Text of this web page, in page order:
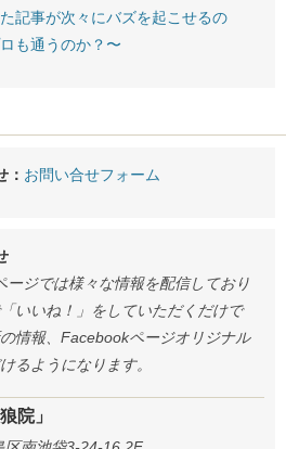
記事が次々にバズを起こせるの
も通うのか？〜
： お問い合せフォーム
ージでは様々な情報を配信しており
いいね！」をしていただくだけで
情報、Facebookページオリジナル
るようになります。
院」